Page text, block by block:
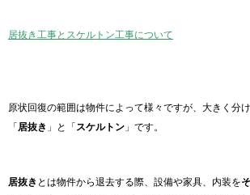
居抜き工事とスケルトン工事について
原状回復の範囲は物件によって様々ですが、大きく分
「 居抜き 」と「 スケルトン 」です。
居抜き とは物件から退去する際、設備や家具、内装を